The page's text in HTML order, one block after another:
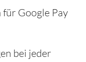
Google Pay
bei jeder